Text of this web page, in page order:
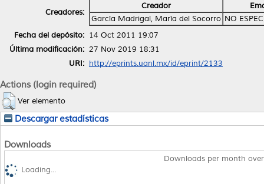
Creadores:
Creador
García Madrigal, María del Socorro NO
Fecha del depósito: 14 Oct 2011 19:07
Última modificación: 27 Nov 2019 18:31
URI: http://eprints.uanl.mx/id/eprint/2133
Actions (login required)
Ver elemento
Descargar estadísticas
Downloads
Downloads per month
Loading...